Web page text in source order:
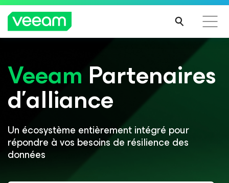
Recommandations de Veeam pour les clients
impactés par la mise à jour de CrowdStrike
LIRE
LA
SUIT
E
Veeam Partenaires
d’alliance
Un écosystème entièrement intégré pour
répondre à vos besoins de résilience des
données